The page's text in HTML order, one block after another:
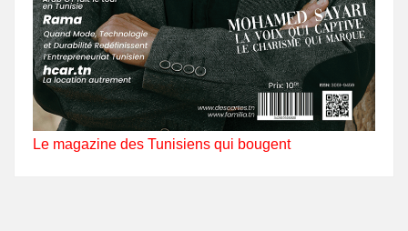
Le magazine des Tunisiens qui bougent